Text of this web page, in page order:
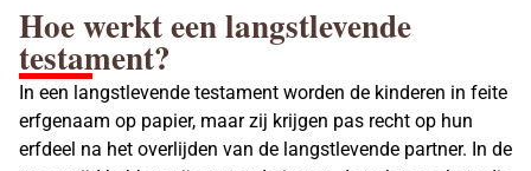
Hoe werkt eenlangstlevende
testament?
In een langstlevende testament worden de kinderen in feite
erfgenaam op papier, maar zij krijgen pas recht op hun
erfdeel na het overlijden van de langstlevende partner. In de